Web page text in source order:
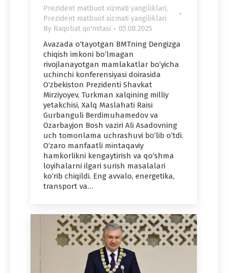
Prezident matbuot xizmati yangiliklari,
Prezident matbuot xizmati yangiliklari
By Raqobat qo'mitasi 05.08.2025
Avazada o‘tayotgan BMTning Dengizga
chiqish imkoni bo‘lmagan
rivojlanayotgan mamlakatlar bo‘yicha
uchinchi konferensiyasi doirasida
O‘zbekiston Prezidenti Shavkat
Mirziyoyev, Turkman xalqining milliy
yetakchisi, Xalq Maslahati Raisi
Gurbanguli Berdimuhamedov va
Ozarbayjon Bosh vaziri Ali Asadovning
uch tomonlama uchrashuvi bo‘lib o‘tdi.
O‘zaro manfaatli mintaqaviy
hamkorlikni kengaytirish va qo‘shma
loyihalarni ilgari surish masalalari
ko‘rib chiqildi. Eng avvalo, energetika,
transport va…